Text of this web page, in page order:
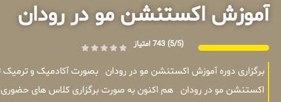
آموزش اکستنشن مو در رودان
(5/5) 743 امتیاز
برگزاری دوره آموزش اکستنشن مو در رودان بصورت آکادمیک و
اکستنشن مو در رودان هم اکنون به صورت برگزاری کلاس های حضوری